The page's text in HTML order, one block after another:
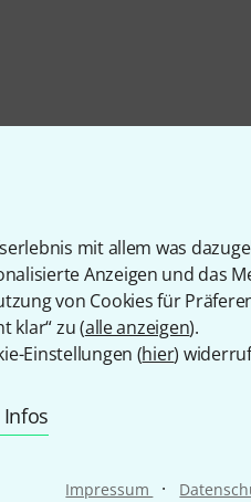
mit allem was
Anzeigen und das
von Cookies für
klar“ zu (alle anzeigen).
Einstellungen (hier)
Impressum ·
steht Ihnen bei allen